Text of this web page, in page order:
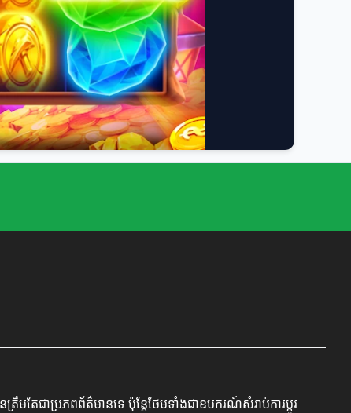
ែជាប្រភពព័ត៌មានទេ ប៉ុន្តែថែមទាំងជាឧបករណ៍សំរាប់ការប្តូរ